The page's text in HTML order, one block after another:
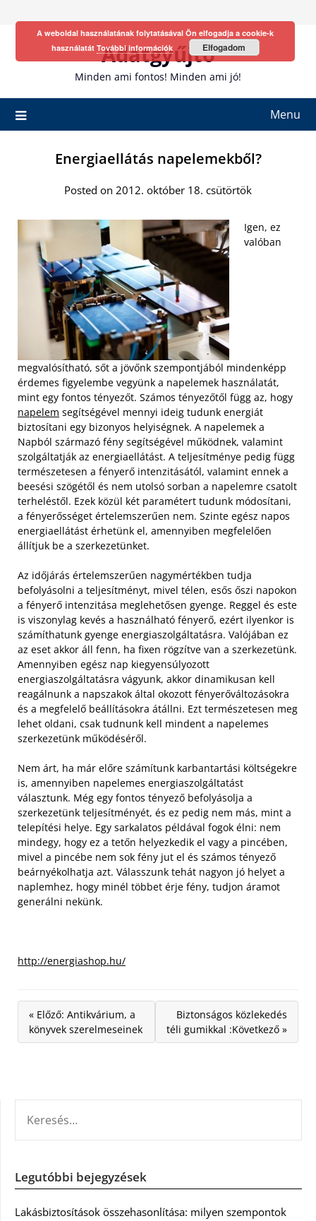
Adatgyűjtő
Minden ami fontos! Minden ami jó!
Menu
Energiaellátás napelemekből?
Posted on 2012. október 18. csütörtök
Igen, ez
valóban
megvalósítható, sőt a jövőnk szempontjából mindenképp
érdemes figyelembe vegyünk a napelemek használatát,
mint egy fontos tényezőt. Számos tényezőtől függ az, hogy
napelem segítségével mennyi ideig tudunk energiát
biztosítani egy bizonyos helyiségnek. A napelemek a
Napból származó fény segítségével működnek, valamint
szolgáltatják az energiaellátást. A teljesítménye pedig függ
természetesen a fényerő intenzitásától, valamint ennek a
beesési szögétől és nem utolsó sorban a napelemre csatolt
terheléstől. Ezek közül két paramétert tudunk módosítani,
a fényerősséget értelemszerűen nem. Szinte egész napos
energiaellátást érhetünk el, amennyiben megfelelően
állítjuk be a szerkezetünket.
Az időjárás értelemszerűen nagymértékben tudja
befolyásolni a teljesítményt, mivel télen, esős őszi napokon
a fényerő intenzitása meglehetősen gyenge. Reggel és este
is viszonylag kevés a használható fényerő, ezért ilyenkor is
számíthatunk gyenge energiaszolgáltatásra. Valójában ez
az eset akkor áll fenn, ha fixen rögzítve van a szerkezetünk.
Amennyiben egész nap kiegyensúlyozott
energiaszolgáltatásra vágyunk, akkor dinamikusan kell
reagálnunk a napszakok által okozott fényerőváltozásokra
és a megfelelő beállításokra átállni. Ezt természetesen meg
lehet oldani, csak tudnunk kell mindent a napelemes
szerkezetünk működéséről.
Nem árt, ha már előre számítunk karbantartási költségekre
is, amennyiben napelemes energiaszolgáltatást
választunk. Még egy fontos tényező befolyásolja a
szerkezetünk teljesítményét, és ez pedig nem más, mint a
telepítési helye. Egy sarkalatos példával fogok élni: nem
mindegy, hogy ez a tetőn helyezkedik el vagy a pincében,
mivel a pincébe nem sok fény jut el és számos tényező
beárnyékolhatja azt. Válasszunk tehát nagyon jó helyet a
naplemhez, hogy minél többet érje fény, tudjon áramot
generálni nekünk.
http://energiashop.hu/
« Előző: Antikvárium, a
könyvek szerelmeseinek
Biztonságos közlekedés
téli gumikkal :Következő »
Legutóbbi bejegyzések
Lakásbiztosítások összehasonlítása: milyen szempontok
A weboldal használatának folytatásával Ön elfogadja a cookie-k
használatát További információk Elfogadom